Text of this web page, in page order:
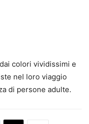
colori vividissimi e
nel loro viaggio
di persone adulte.